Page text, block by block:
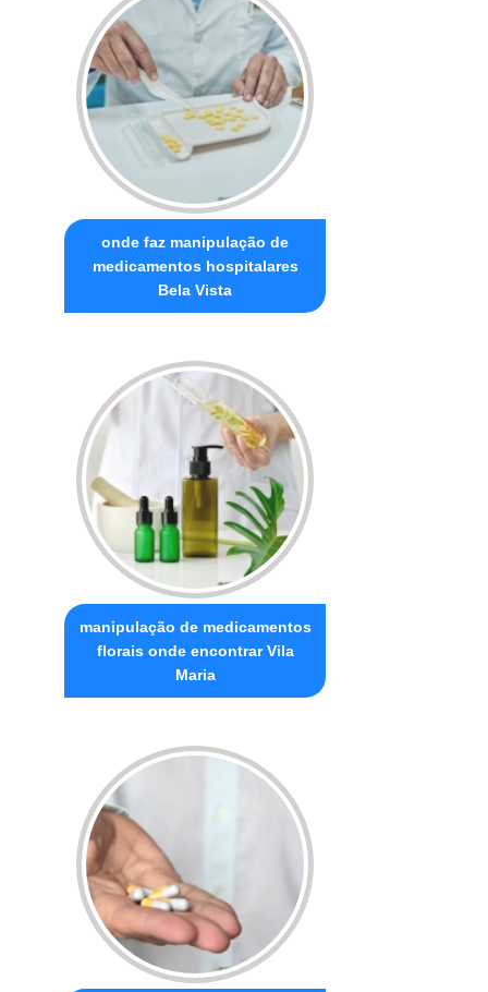
onde faz manipulação de
medicamentos hospitalares
Bela Vista
manipulação de medicamentos
florais onde encontrar Vila
Maria